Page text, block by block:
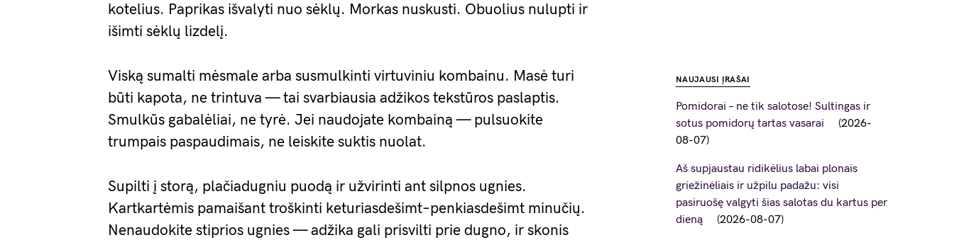
kotelius. Paprikas išvalyti nuo sėklų. Morkas nuskusti. Obuolius nulupti ir
išimti sėklų lizdelį.
Viską sumalti mėsmale arba susmulkinti virtuviniu kombainu. Masė turi
būti kapota, ne trintuva — tai svarbiausia adžikos tekstūros paslaptis.
Smulkūs gabalėliai, ne tyrė. Jei naudojate kombainą — pulsuokite
trumpais paspaudimais, ne leiskite suktis nuolat.
Supilti į storą, plačiadugniu puodą ir užvirinti ant silpnos ugnies.
Kartkartėmis pamaišant troškinti keturiasdešimt–penkiasdešimt minučių.
Nenaudokite stiprios ugnies — adžika gali prisvilti prie dugno, ir skonis
NAUJAUSI ĮRAŠAI
Pomidorai – ne tik salotose! Sultingas ir
sotus pomidorų tartas vasarai
2026-
08-07
Aš supjaustau ridikėlius labai plonais
griežinėliais ir užpilu padažu: visi
pasiruošę valgyti šias salotas du kartus per
dieną
2026-08-07